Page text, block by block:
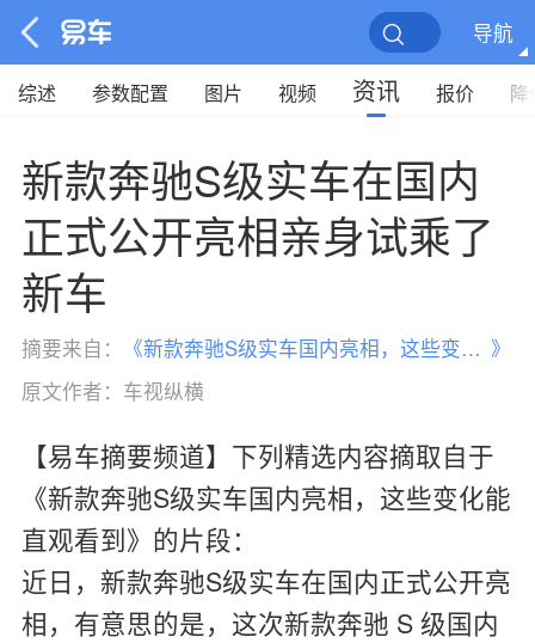
导航
综述 参数配置 图片 视频 资讯 报价 降
新款奔驰S级实车在国内
正式公开亮相亲身试乘了
新车
摘要来自： 《 新款奔驰S级实车国内亮相，这些变化能直观看到 》
原文作者： 车视纵横
【易车摘要频道】下列精选内容摘取自于
《新款奔驰S级实车国内亮相，这些变化能
直观看到》的片段：
近日，新款奔驰S级实车在国内正式公开亮
相，有意思的是，这次新款奔驰 S 级国内